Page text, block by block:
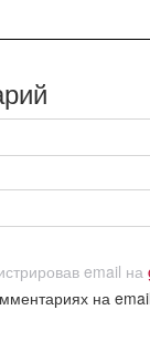
email на
на email